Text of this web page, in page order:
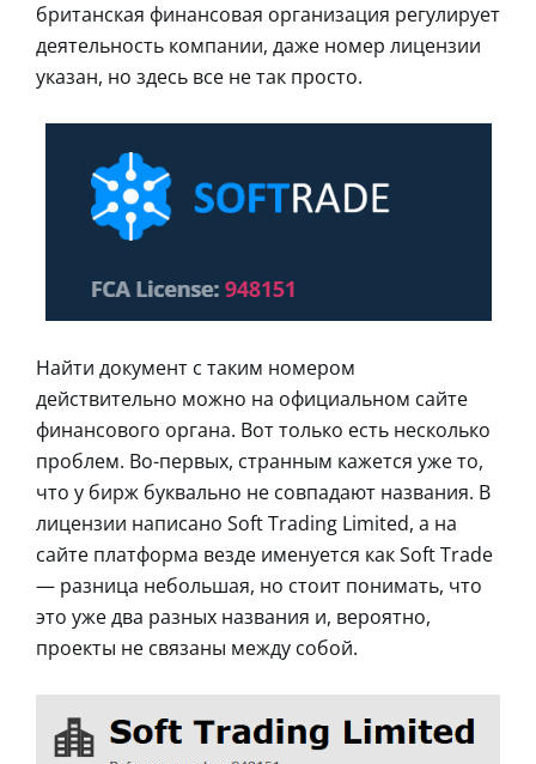
британская финансовая организация регулирует
деятельность компании, даже номер лицензии
указан, но здесь все не так просто.
Найти документ с таким номером
действительно можно на официальном сайте
финансового органа. Вот только есть несколько
проблем. Во-первых, странным кажется уже то,
что у бирж буквально не совпадают названия. В
лицензии написано Soft Trading Limited, а на
сайте платформа везде именуется как Soft Trade
— разница небольшая, но стоит понимать, что
это уже два разных названия и, вероятно,
проекты не связаны между собой.